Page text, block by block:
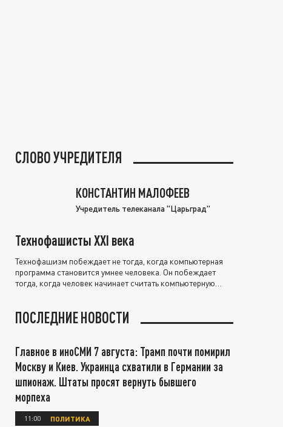
СЛОВО УЧРЕДИТЕЛЯ
КОНСТАНТИН МАЛОФЕЕВ
Учредитель телеканала "Царьград"
Технофашисты XXI века
Технофашизм побеждает не тогда, когда компьютерная
программа становится умнее человека. Он побеждает
тогда, когда человек начинает считать компьютерную
ПОСЛЕДНИЕ НОВОСТИ
Главное в иноСМИ 7 августа: Трамп почти помирил
Москву и Киев. Украинца схватили в Германии за
шпионаж. Штаты просят вернуть бывшего
морпеха
11:00 ПОЛИТИКА